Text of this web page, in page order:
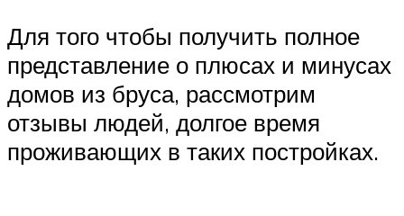
Для того чтобы получить полное
представление о плюсах и минусах
домов из бруса, рассмотрим
отзывы людей, долгое время
проживающих в таких постройках.